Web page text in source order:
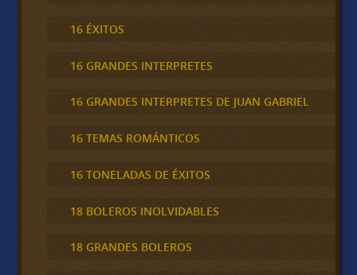
16 ÉXITOS
16 GRANDES INTERPRETES
16 GRANDES INTERPRETES DE JUAN GABRIEL
16 TEMAS ROMÁNTICOS
16 TONELADAS DE ÉXITOS
18 BOLEROS INOLVIDABLES
18 GRANDES BOLEROS